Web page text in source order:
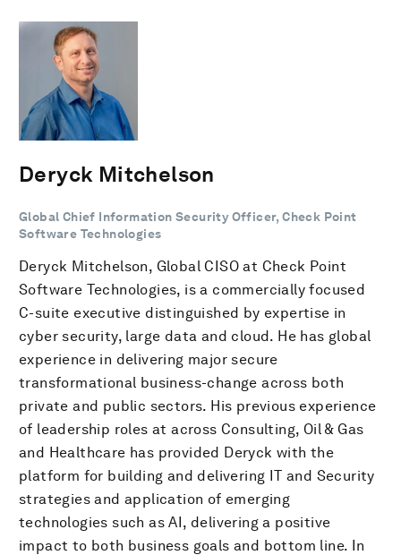
Deryck Mitchelson
Global Chief Information Security Officer, Check Point
Software Technologies
Deryck Mitchelson, Global CISO at Check Point
Software Technologies, is a commercially focused
C-suite executive distinguished by expertise in
cyber security, large data and cloud. He has global
experience in delivering major secure
transformational business-change across both
private and public sectors. His previous experience
of leadership roles at across Consulting, Oil & Gas
and Healthcare has provided Deryck with the
platform for building and delivering IT and Security
strategies and application of emerging
technologies such as AI, delivering a positive
impact to both business goals and bottom line. In